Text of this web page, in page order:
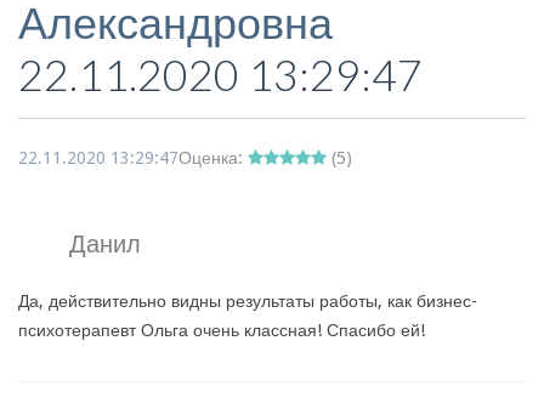
Александровна
22.11.2020 13:29:47
22.11.2020 13:29:47Оценка: (5)
Данил
Да, действительно видны результаты работы, как бизнес-
психотерапевт Ольга очень классная! Спасибо ей!